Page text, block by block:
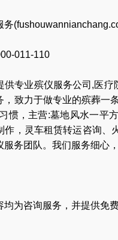
务(
011-110
供专业殡仪服务公司 ,医疗
，致力于做专业的殡葬一
惯，主营:墓地风水一平
作 ， 灵车租赁转运咨询
服务团队 。我们服务细心
均为咨询服务，并提供免